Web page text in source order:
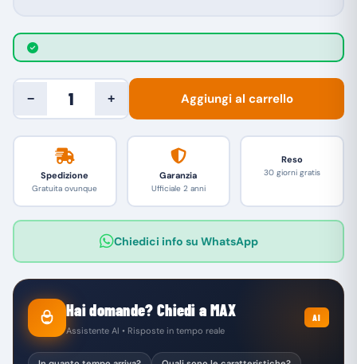
− + Aggiungi al carrello
Spedizione
Gratuita ovunque
Garanzia
Ufficiale 2 anni
Reso
30 giorni gratis
Chiedici info su WhatsApp
Hai domande? Chiedi a MAX
Assistente AI • Risposte in tempo reale
AI